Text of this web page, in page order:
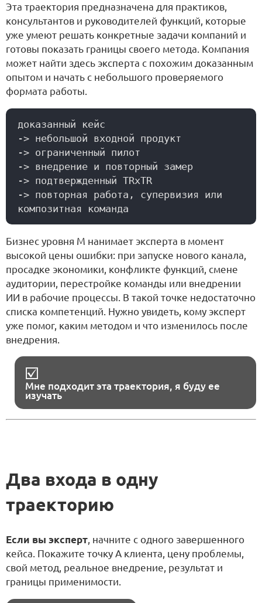
Эта траектория предназначена для практиков,
консультантов и руководителей функций, которые
уже умеют решать конкретные задачи компаний и
готовы показать границы своего метода. Компания
может найти здесь эксперта с похожим доказанным
опытом и начать с небольшого проверяемого
формата работы.
доказанный кейс
-> небольшой входной продукт
-> ограниченный пилот
-> внедрение и повторный замер
-> подтвержденный TRxTR
-> повторная работа, супервизия или
Бизнес уровня M нанимает эксперта в момент
высокой цены ошибки: при запуске нового канала,
просадке экономики, конфликте функций, смене
аудитории, перестройке команды или внедрении
ИИ в рабочие процессы. В такой точке недостаточно
списка компетенций. Нужно увидеть, кому эксперт
уже помог, каким методом и что изменилось после
внедрения.
Мне подходит эта траектория, я буду ее
изучать
Два входа в одну
траекторию
Если вы эксперт , начните с одного завершенного
кейса. Покажите точку А клиента, цену проблемы,
свой метод, реальное внедрение, результат и
границы применимости.